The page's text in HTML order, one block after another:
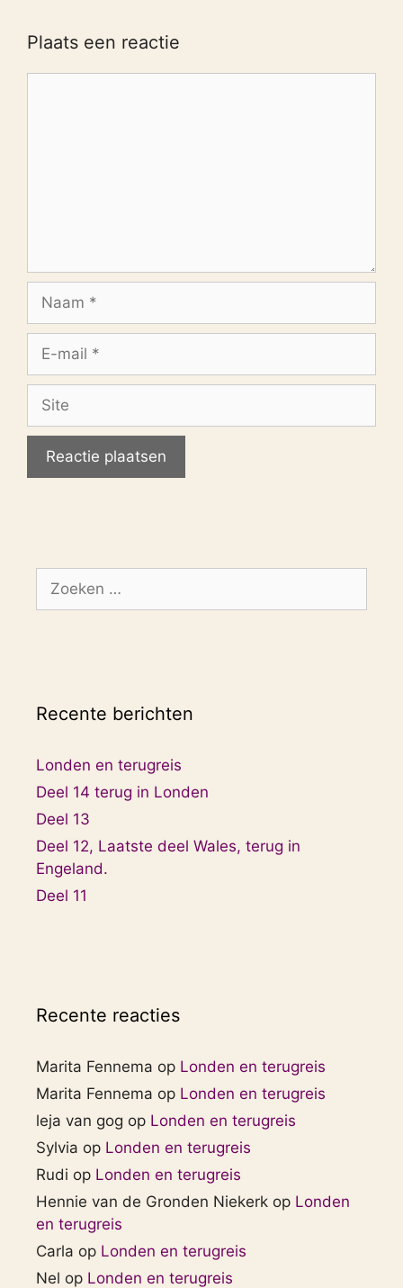
Plaats een reactie
mail
naar:
Recente berichten
Londen en terugreis
Deel 14 terug in Londen
Deel 13
Deel 12, Laatste deel Wales, terug in
Engeland.
Deel 11
Recente reacties
Marita Fennema op Londen en terugreis
Marita Fennema op Londen en terugreis
leja van gog op Londen en terugreis
Sylvia op Londen en terugreis
Rudi op Londen en terugreis
Hennie van de Gronden Niekerk op Londen
en terugreis
Carla op Londen en terugreis
Nel op Londen en terugreis